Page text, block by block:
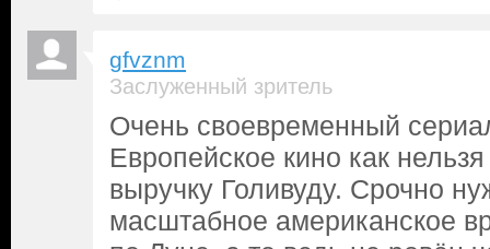
gfvznm
Заслуженный зритель
Очень своевременный
Европейское кино как
выручку Голивуду. Срочно
масштабное американское